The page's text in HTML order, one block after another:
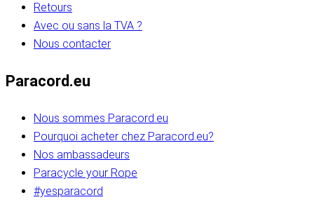
Retours
Avec ou sans la TVA ?
Nous contacter
Paracord.eu
Nous sommes Paracord.eu
Pourquoi acheter chez Paracord.eu?
Nos ambassadeurs
Paracycle your Rope
#yesparacord